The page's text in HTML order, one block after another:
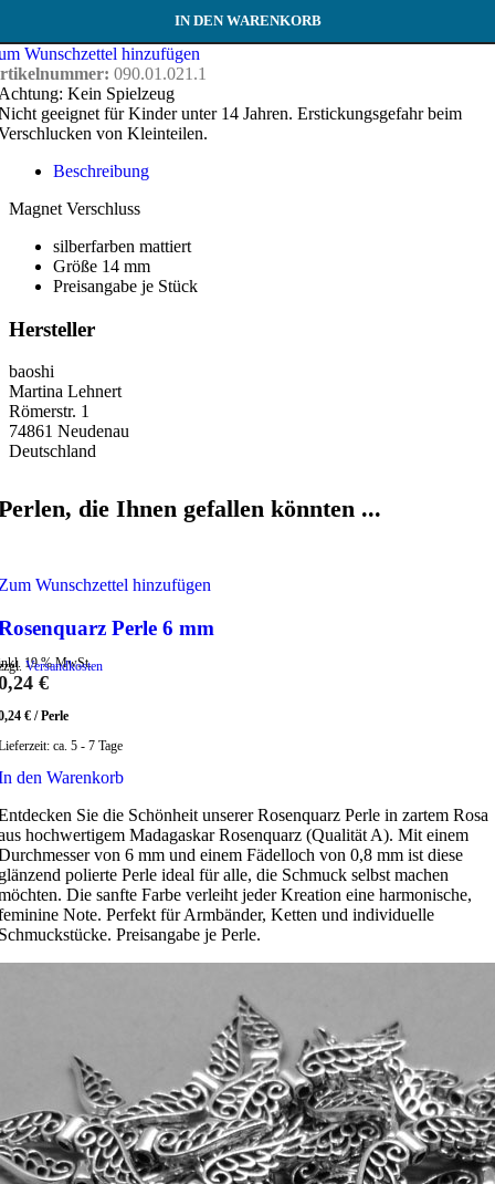
IN DEN WARENKORB
Wunschzettel hinzufügen
090.01.021.1
Kein Spielzeug
geeignet für Kinder unter 14 Jahren. Erstickungsgefahr beim
von Kleinteilen.
Beschreibung
Magnet Verschluss
silberfarben mattiert
Größe 14 mm
Preisangabe je Stück
Hersteller
baoshi
Martina Lehnert
Römerstr. 1
74861 Neudenau
Deutschland
die Ihnen gefallen könnten ...
Wunschzettel hinzufügen
Perle 6 mm
19 % MwSt.
Versandkosten
€
€ /Perle
ca. 5 - 7 Tage
den Warenkorb
Sie die Schönheit unserer Rosenquarz Perle in zartem Rosa
hochwertigem Madagaskar Rosenquarz (Qualität A). Mit einem
von 6 mm und einem Fädelloch von 0,8 mm ist diese
polierte Perle ideal für alle, die Schmuck selbst machen
Die sanfte Farbe verleiht jeder Kreation eine harmonische,
Note. Perfekt für Armbänder, Ketten und individuelle
Preisangabe je Perle.